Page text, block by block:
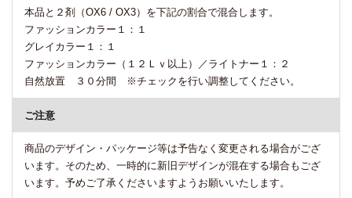
本品と２剤（OX6 / OX3）を下記の割合で混合します。
ファッションカラー１：１
グレイカラー１：１
ファッションカラー（１２Ｌｖ以上）／ライトナー１：２
自然放置 ３０分間 ※チェックを行い調整してください。
ご注意
商品のデザイン・パッケージ等は予告なく変更される場合がござ
います。そのため、一時的に新旧デザインが混在する場合もござ
います。予めご了承くださいますようお願いいたします。